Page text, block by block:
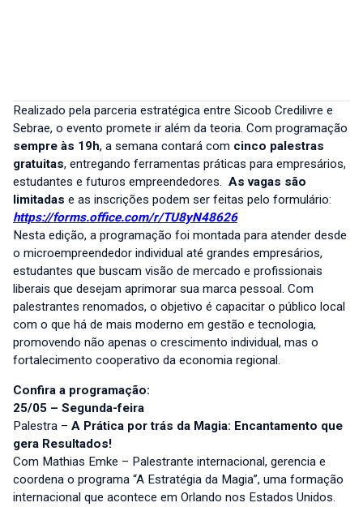
Realizado pela parceria estratégica entre Sicoob Credilivre e
Sebrae, o evento promete ir além da teoria. Com programação
sempre às 19h, a semana contará com cinco palestras
gratuitas, entregando ferramentas práticas para empresários,
estudantes e futuros empreendedores. As vagas são
limitadas e as inscrições podem ser feitas pelo formulário:
https://forms.office.com/r/TU8yN48626
Nesta edição, a programação foi montada para atender desde
o microempreendedor individual até grandes empresários,
estudantes que buscam visão de mercado e profissionais
liberais que desejam aprimorar sua marca pessoal. Com
palestrantes renomados, o objetivo é capacitar o público local
com o que há de mais moderno em gestão e tecnologia,
promovendo não apenas o crescimento individual, mas o
fortalecimento cooperativo da economia regional.
Confira a programação:
25/05 – Segunda-feira
Palestra – A Prática por trás da Magia: Encantamento que
gera Resultados!
Com Mathias Emke – Palestrante internacional, gerencia e
coordena o programa “A Estratégia da Magia”, uma formação
internacional que acontece em Orlando nos Estados Unidos.